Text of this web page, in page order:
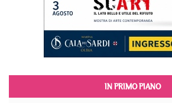
IN PRIMO PIANO